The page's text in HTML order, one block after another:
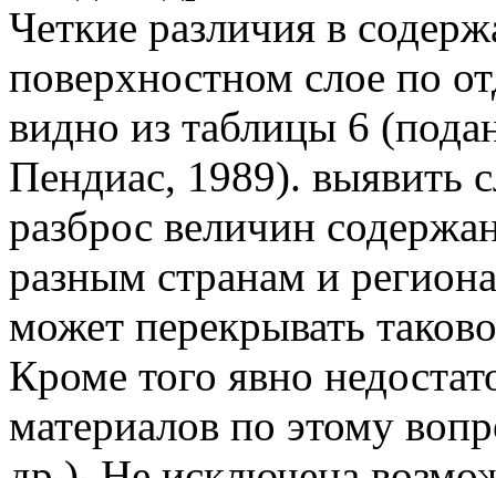
Четкие различия в
поверхностном слое по
видно из таблицы 6
Пендиас, 1989). выявить
разброс величин
разным странам и
может перекрывать
Кроме того явно
материалов по этому